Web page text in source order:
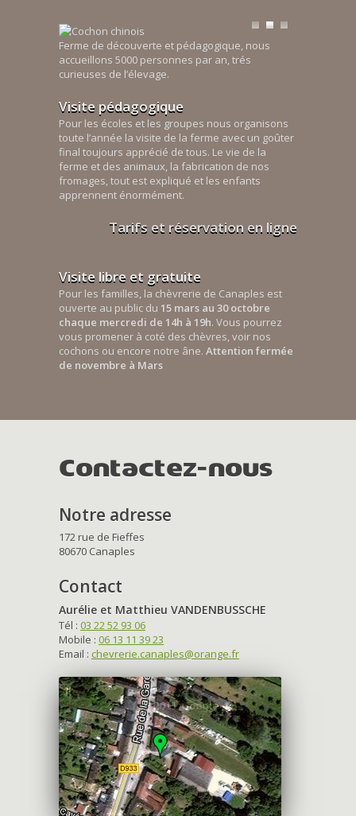
Ferme de découverte et pédagogique, nous
accueillons 5000 personnes par an, trés
curieuses de l’élevage.
Visite pédagogique
Pour les écoles et les groupes nous organisons
toute l’année la visite de la ferme avec un goûter
final toujours apprécié de tous. Le vie de la
ferme et des animaux, la fabrication de nos
fromages, tout est expliqué et les enfants
apprennent énormément.
Tarifs et réservation en ligne
Visite libre et gratuite
Pour les familles, la chèvrerie de Canaples est
ouverte au public du 15 mars au 30 octobre
chaque mercredi de 14h à 19h. Vous pourrez
vous promener à coté des chèvres, voir nos
cochons ou encore notre âne. Attention fermée
de novembre à Mars
Contactez-nous
Notre adresse
172 rue de Fieffes
80670 Canaples
Contact
Aurélie et Matthieu VANDENBUSSCHE
Tél : 03 22 52 93 06
Mobile : 06 13 11 39 23
Email : chevrerie.canaples@orange.fr